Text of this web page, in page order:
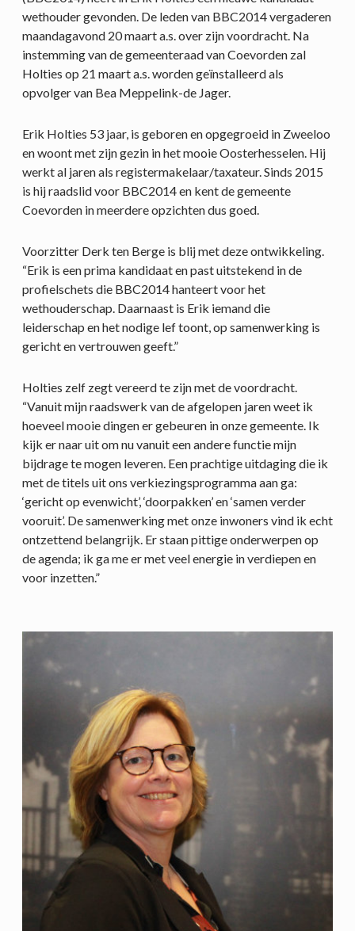
wethouder gevonden. De leden van BBC2014 vergaderen
maandagavond 20 maart a.s. over zijn voordracht. Na
instemming van de gemeenteraad van Coevorden zal
Holties op 21 maart a.s. worden geïnstalleerd als
opvolger van Bea Meppelink-de Jager.
Erik Holties 53 jaar, is geboren en opgegroeid in Zweeloo
en woont met zijn gezin in het mooie Oosterhesselen. Hij
werkt al jaren als registermakelaar/taxateur. Sinds 2015
is hij raadslid voor BBC2014 en kent de gemeente
Coevorden in meerdere opzichten dus goed.
Voorzitter Derk ten Berge is blij met deze ontwikkeling.
“Erik is een prima kandidaat en past uitstekend in de
profielschets die BBC2014 hanteert voor het
wethouderschap. Daarnaast is Erik iemand die
leiderschap en het nodige lef toont, op samenwerking is
gericht en vertrouwen geeft.”
Holties zelf zegt vereerd te zijn met de voordracht.
“Vanuit mijn raadswerk van de afgelopen jaren weet ik
hoeveel mooie dingen er gebeuren in onze gemeente. Ik
kijk er naar uit om nu vanuit een andere functie mijn
bijdrage te mogen leveren. Een prachtige uitdaging die ik
met de titels uit ons verkiezingsprogramma aan ga:
‘gericht op evenwicht’, ‘doorpakken’ en ‘samen verder
vooruit’. De samenwerking met onze inwoners vind ik echt
ontzettend belangrijk. Er staan pittige onderwerpen op
de agenda; ik ga me er met veel energie in verdiepen en
voor inzetten.”